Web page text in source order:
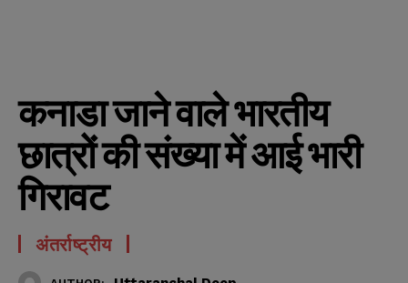
कनाडा जाने वाले भारतीय
छात्रों की संख्या में आई भारी
गिरावट
अंतर्राष्ट्रीय